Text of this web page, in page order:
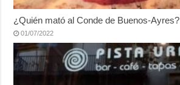
¿Quién mató al Conde de Buenos-Ayres?
01/07/2022